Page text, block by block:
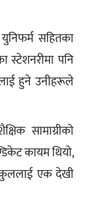
सहितका
स्टेशनरीमा पनि
हुने उनीहरूले
सामाग्रीको
कायम थियो,
एक देखी